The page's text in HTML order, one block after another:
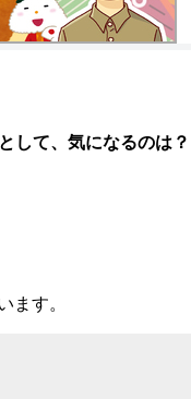
して、気になるのは？
ます。